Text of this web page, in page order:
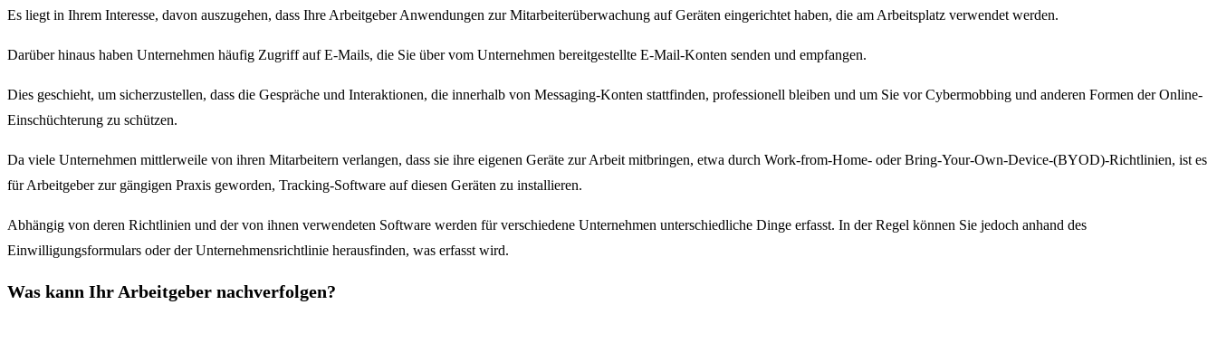
Es liegt in Ihrem Interesse, davon auszugehen, dass Ihre Arbeitgeber Anwendungen zur Mitarbeiterüberwachung auf Geräten eingerichtet haben, die am Arbeitsplatz verwendet werden.
Darüber hinaus haben Unternehmen häufig Zugriff auf E-Mails, die Sie über vom Unternehmen bereitgestellte E-Mail-Konten senden und empfangen.
Dies geschieht, um sicherzustellen, dass die Gespräche und Interaktionen, die innerhalb von Messaging-Konten stattfinden, professionell bleiben und um Sie vor Cybermobbing und anderen Formen der Online-
Einschüchterung zu schützen.
Da viele Unternehmen mittlerweile von ihren Mitarbeitern verlangen, dass sie ihre eigenen Geräte zur Arbeit mitbringen, etwa durch Work-from-Home- oder Bring-Your-Own-Device-(BYOD)-Richtlinien, ist es
für Arbeitgeber zur gängigen Praxis geworden, Tracking-Software auf diesen Geräten zu installieren.
Abhängig von deren Richtlinien und der von ihnen verwendeten Software werden für verschiedene Unternehmen unterschiedliche Dinge erfasst. In der Regel können Sie jedoch anhand des
Einwilligungsformulars oder der Unternehmensrichtlinie herausfinden, was erfasst wird.
Was kann Ihr Arbeitgeber nachverfolgen?